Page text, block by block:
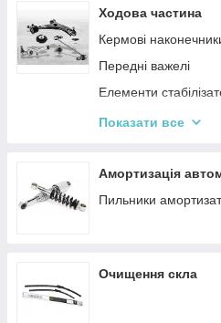
Ходова частина
Кермові
Передні важелі
Елементи
Кульова опора
Показати все
Амортизація
Пильники
Очищення скла